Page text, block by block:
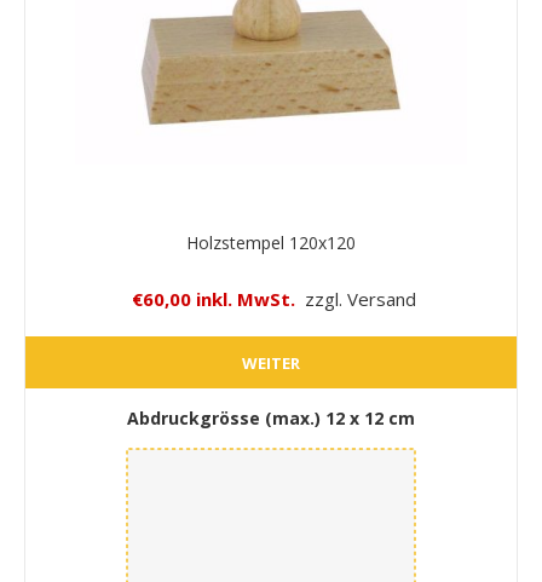
Holzstempel 120x120
€60,00 inkl. MwSt. zzgl. Versand
WEITER
Abdruckgrösse (max.) 12 x 12 cm